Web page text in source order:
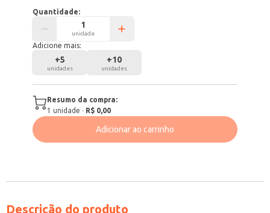
Quantidade:
unidade
Adicione mais:
+5
unidades
+10
unidades
Resumo da compra:
1 unidade · R$ 0,00
Adicionar ao carrinho
Descrição do produto